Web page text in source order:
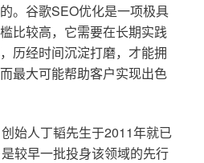
。谷歌SEO优化是一项极具
比较高，它需要在长期实践
历经时间沉淀打磨，才能拥
最大可能帮助客户实现出色
始人丁韬先生于2011年就已
较早一批投身该领域的先行